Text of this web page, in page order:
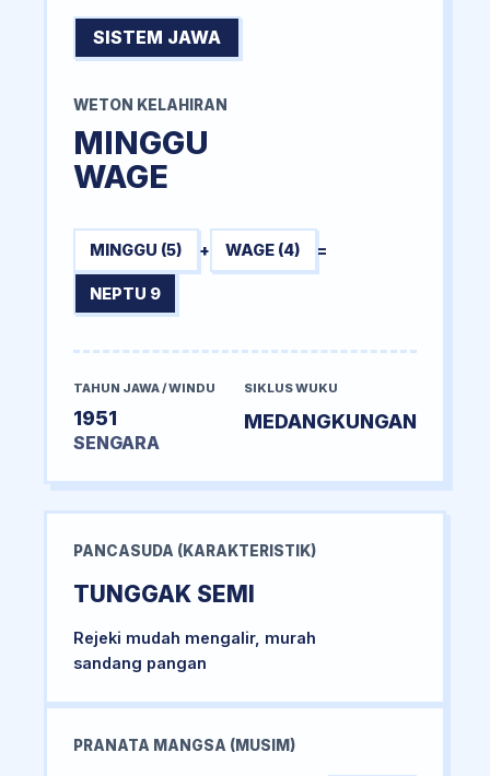
SISTEM JAWA
WETON KELAHIRAN
MINGGU
WAGE
MINGGU (5) + WAGE (4) =
NEPTU 9
TAHUN JAWA / WINDU
1951
SENGARA
SIKLUS WUKU
MEDANGKUNGAN
PANCASUDA (KARAKTERISTIK)
TUNGGAK SEMI
Rejeki mudah mengalir, murah
sandang pangan
PRANATA MANGSA (MUSIM)